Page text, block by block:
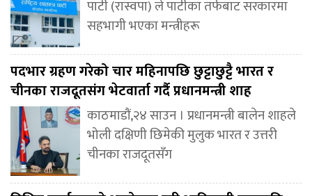
पार्टी (रास्वपा) ले पार्टीका तर्फबाट सरकारमा
सहभागी भएका मन्त्रीहरू
पदभार ग्रहण गरेको चार महिनापछि छुट्टाछुट्टै भारत र
चीनका राजदूतसंग भेटवार्ता गर्दै प्रधानमन्त्री शाह
काठमाडौं,२४ साउन । प्रधानमन्त्री बालेन शाहले
भोली दक्षिणी छिमेकी मुलुक भारत र उत्तरी
चीनका राजदूतसँग